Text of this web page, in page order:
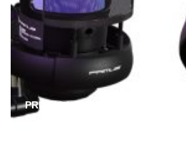
PRIMUS lanza en Ecuador el
para streamers, gamers y